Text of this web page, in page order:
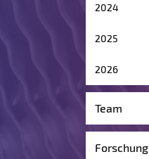
2024
2025
2026
Team
Forschung